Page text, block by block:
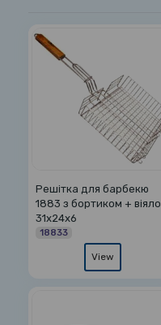
Решітка для барбекю
1883 з бортиком + віяло
31х24х6
18833
View